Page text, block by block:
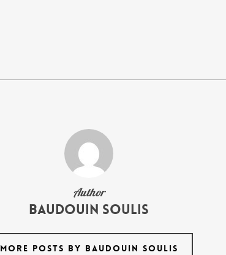
Author
Baudouin Soulis
MORE POSTS BY BAUDOUIN SOULIS